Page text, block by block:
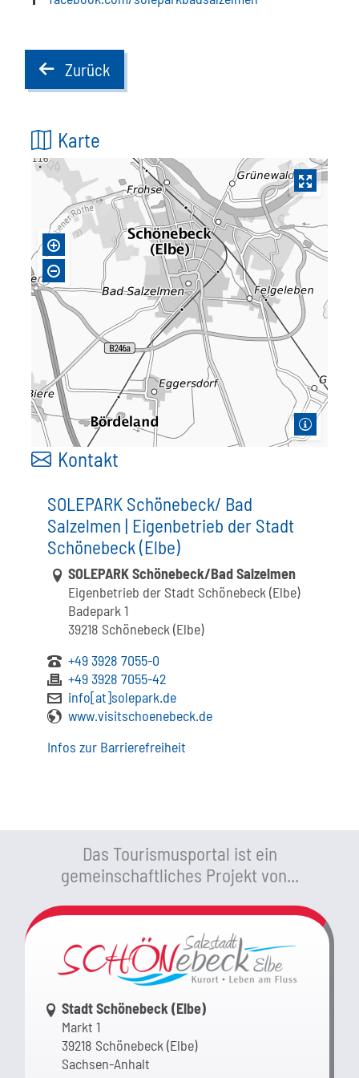
backZurück
Karte
Kontakt
SOLEPARK Schönebeck/ Bad
Salzelmen | Eigenbetrieb der Stadt
Schönebeck (Elbe)
Link zur Google-Maps Navigation
SOLEPARK Schönebeck/Bad Salzelmen
Eigenbetrieb der Stadt Schönebeck (Elbe)
Badepark 1
39218 Schönebeck (Elbe)
+49 3928 7055-0
+49 3928 7055-42
info[at]solepark.de
www.visitschoenebeck.de
Infos zur Barrierefreiheit
Das Tourismusportal ist ein
gemeinschaftliches Projekt von...
Link zur Google-Maps Navigation
Stadt Schönebeck (Elbe)
Markt 1
39218 Schönebeck (Elbe)
Sachsen-Anhalt